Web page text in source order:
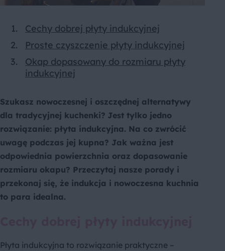
Cechy dobrej płyty indukcyjnej
Proste czyszczenie płyty indukcyjnej
Okap dopasowany do rozmiaru płyty
indukcyjnej
Szukasz nowoczesnej i oszczędnej alternatywy
dla tradycyjnej kuchenki? Jest tylko jedno
rozwiązanie: płyta indukcyjna. Na co zwrócić
uwagę podczas jej kupna? Jak ważna jest
odpowiednia powierzchnia oraz dopasowanie
rozmiaru okapu? Przeczytaj nasze porady i
przekonaj się, że indukcja i nowoczesna kuchnia
to para idealna.
Płyta indukcyjna to rozwiązanie praktyczne –